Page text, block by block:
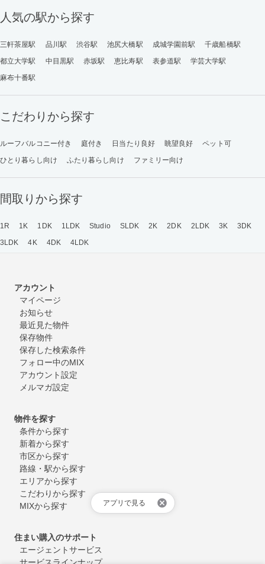
アプリで見る
人気の駅から探す
三軒茶屋駅 品川駅 渋谷駅 池尻大橋駅 成城学園前駅
千歳船橋駅
都立大学駅
中目黒駅 赤坂駅 恵比寿駅 表参道駅
学芸大学駅
麻布十番駅
こだわりから探す
ルーフバルコニー付き 庭付き 日当たり良好 眺望良好
ペット可
ひとり暮らし向け
ふたり暮らし向け ファミリー向け
間取りから探す
1R 1K 1DK 1LDK Studio SLDK 2K 2DK 2LDK 3K
3DK
3LDK
4K 4DK 4LDK
アカウント
マイページ
お知らせ
最近見た物件
保存物件
保存した検索条件
フォロー中のMIX
アカウント設定
メルマガ設定
物件を探す
条件から探す
新着から探す
市区から探す
路線・駅から探す
エリアから探す
こだわりから探す
MIXから探す
住まい購入のサポート
エージェントサービス